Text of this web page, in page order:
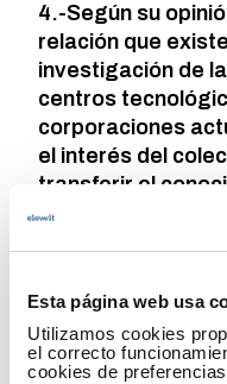
Esta página web usa
Utilizamos cookies
el correcto
cookies de
4.-Según su
relación que
investigación de
centros
corporaciones
el interés del
transferir el
trabajos a la
visión está
vista. La
España debe